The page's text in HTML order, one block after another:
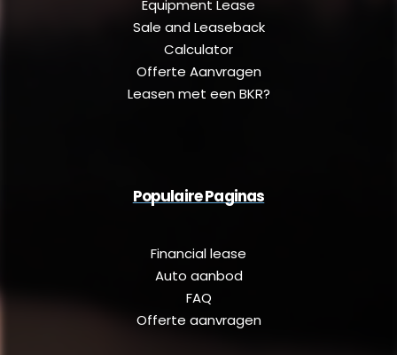
Equipment Lease
Sale and Leaseback
Calculator
Offerte Aanvragen
Leasen met een BKR?
Populaire Paginas
Financial lease
Auto aanbod
FAQ
Offerte aanvragen